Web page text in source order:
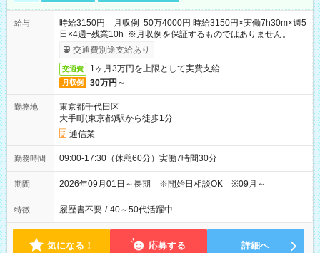
給与
時給3150円 月収例 50万4000円 時給3150円×実働7h30m×週5
日×4週+残業10h ※月収例を保証するものではありません。
交通費別途支給あり
交通費 1ヶ月3万円を上限として実費支給
月収例 30万円～
勤務地
東京都千代田区
大手町(東京都)駅から徒歩1分
通信業
勤務時間 09:00-17:30（休憩60分）実働7時間30分
期間 2026年09月01日～長期 ※開始日相談OK ※09月～
特徴 履歴書不要 / 40～50代活躍中
気になる！ 応募する 詳細へ